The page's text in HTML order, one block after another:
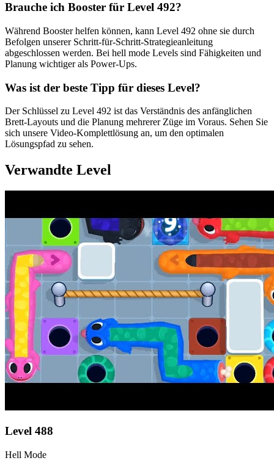
Brauche ich Booster für Level 492?
Während Booster helfen können, kann Level 492 ohne sie durch
Befolgen unserer Schritt-für-Schritt-Strategieanleitung
abgeschlossen werden. Bei hell mode Levels sind Fähigkeiten und
Planung wichtiger als Power-Ups.
Was ist der beste Tipp für dieses Level?
Der Schlüssel zu Level 492 ist das Verständnis des anfänglichen
Brett-Layouts und die Planung mehrerer Züge im Voraus. Sehen Sie
sich unsere Video-Komplettlösung an, um den optimalen
Lösungspfad zu sehen.
Verwandte Level
Level 488
Hell Mode